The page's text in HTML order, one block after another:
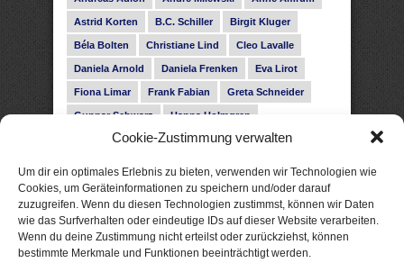
Cookie-Zustimmung verwalten
Um dir ein optimales Erlebnis zu bieten, verwenden wir Technologien wie
Cookies, um Geräteinformationen zu speichern und/oder darauf
zuzugreifen. Wenn du diesen Technologien zustimmst, können wir Daten
wie das Surfverhalten oder eindeutige IDs auf dieser Website verarbeiten.
Wenn du deine Zustimmung nicht erteilst oder zurückziehst, können
bestimmte Merkmale und Funktionen beeinträchtigt werden.
Astrid Korten B.C. Schiller Birgit Kluger
Béla Bolten Christiane Lind Cleo Lavalle
Daniela Arnold Daniela Frenken Eva Lirot
Fiona Limar Frank Fabian Greta Schneider
Gunnar Schwarz Hanna Holmgren
Heike Fröhling Ina Glahe Ivo Pala J. Vellguth
Leonie Haubrich Lilly Labord Livia Pipes
Malin Blunk Marcus Hünnebeck Martin Krist
Melisa Schwermer Nele Bruun Nika Lubitsch
Noah Fitz Nora Amelie René Junge